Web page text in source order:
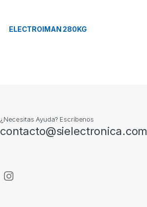
ELECTROIMAN 280KG
¿Necesitas Ayuda? Escríbenos
contacto@sielectronica.com